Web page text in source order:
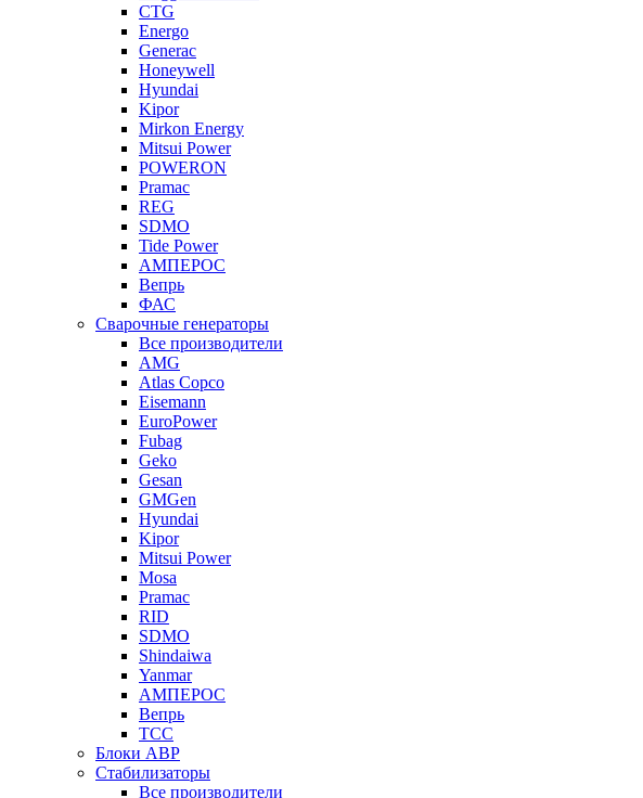
CTG
Energo
Generac
Honeywell
Hyundai
Kipor
Mirkon Energy
Mitsui Power
POWERON
Pramac
REG
SDMO
Tide Power
АМПЕРОС
Вепрь
ФАС
Сварочные генераторы
Все производители
AMG
Atlas Copco
Eisemann
EuroPower
Fubag
Geko
Gesan
GMGen
Hyundai
Kipor
Mitsui Power
Mosa
Pramac
RID
SDMO
Shindaiwa
Yanmar
АМПЕРОС
Вепрь
ТСС
Блоки АВР
Стабилизаторы
Все производители